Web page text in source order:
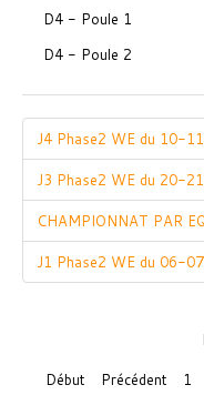
D4 - Poule 1
D4 - Poule 2
J4 Phase2 WE du 10-
J3 Phase2 WE du 20-
CHAMPIONNAT PAR
J1 Phase2 WE du 06-
Début
Précédent 1